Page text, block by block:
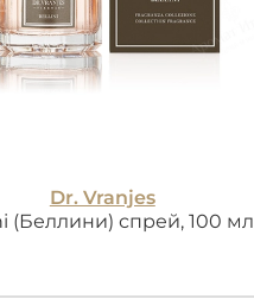
Dr. Vranjes
(Беллини) спрей, 100 мл